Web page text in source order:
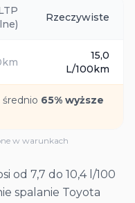
Rzeczywiste
15,0
L/100km
65% wyższe
w warunkach
od 7,7 do 10,4 l/100
spalanie Toyota